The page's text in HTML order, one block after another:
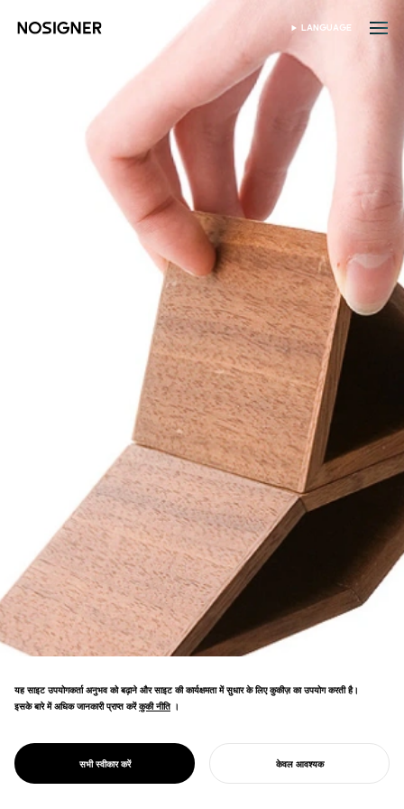
होम भाषा चुनेंLANGUAGE
PROJECT
मैग कंटेनर
चुंबकीय स्टेशनरी सिस्टम जो आकर्षण बल और परिष्कृत
रूपों के माध्यम से डेस्कटॉप व्यवस्था लाता है।
यह साइट उपयोगकर्ता अनुभव को बढ़ाने और साइट की कार्यक्षमता में सुधार के लिए कुकीज़ का उपयोग करती है।
इसके बारे में अधिक जानकारी प्राप्त करें कुकी नीति
कुकी नीति ।
सभी स्वीकार करें केवल आवश्यक